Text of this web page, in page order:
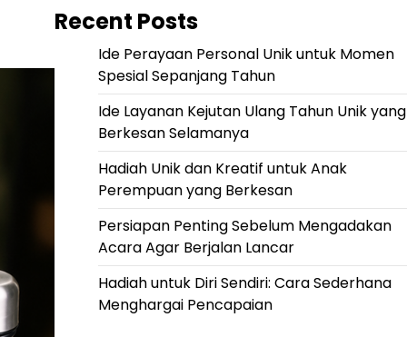
Recent Posts
Ide Perayaan Personal Unik untuk Momen
Spesial Sepanjang Tahun
Ide Layanan Kejutan Ulang Tahun Unik yang
Berkesan Selamanya
Hadiah Unik dan Kreatif untuk Anak
Perempuan yang Berkesan
Persiapan Penting Sebelum Mengadakan
Acara Agar Berjalan Lancar
Hadiah untuk Diri Sendiri: Cara Sederhana
Menghargai Pencapaian